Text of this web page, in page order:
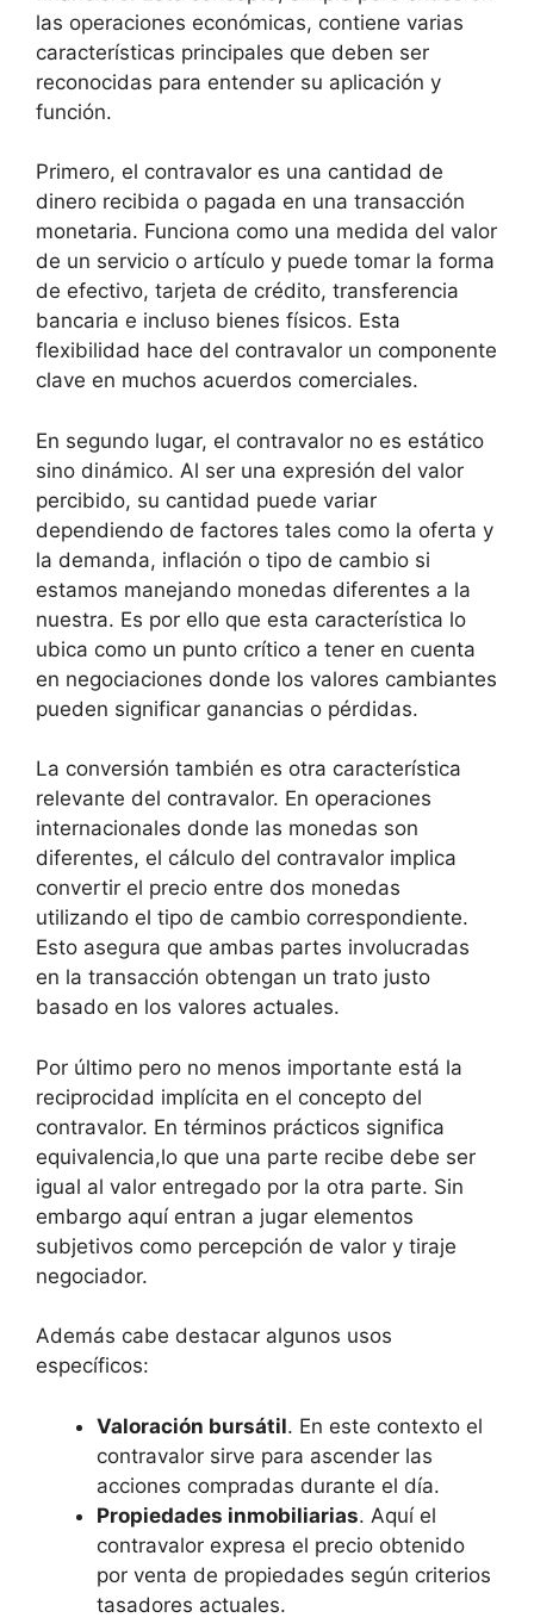
las operaciones económicas, contiene varias
características principales que deben ser
reconocidas para entender su aplicación y
función.
Primero, el contravalor es una cantidad de
dinero recibida o pagada en una transacción
monetaria. Funciona como una medida del valor
de un servicio o artículo y puede tomar la forma
de efectivo, tarjeta de crédito, transferencia
bancaria e incluso bienes físicos. Esta
flexibilidad hace del contravalor un componente
clave en muchos acuerdos comerciales.
En segundo lugar, el contravalor no es estático
sino dinámico. Al ser una expresión del valor
percibido, su cantidad puede variar
dependiendo de factores tales como la oferta y
la demanda, inflación o tipo de cambio si
estamos manejando monedas diferentes a la
nuestra. Es por ello que esta característica lo
ubica como un punto crítico a tener en cuenta
en negociaciones donde los valores cambiantes
pueden significar ganancias o pérdidas.
La conversión también es otra característica
relevante del contravalor. En operaciones
internacionales donde las monedas son
diferentes, el cálculo del contravalor implica
convertir el precio entre dos monedas
utilizando el tipo de cambio correspondiente.
Esto asegura que ambas partes involucradas
en la transacción obtengan un trato justo
basado en los valores actuales.
Por último pero no menos importante está la
reciprocidad implícita en el concepto del
contravalor. En términos prácticos significa
equivalencia,lo que una parte recibe debe ser
igual al valor entregado por la otra parte. Sin
embargo aquí entran a jugar elementos
subjetivos como percepción de valor y tiraje
negociador.
Además cabe destacar algunos usos
específicos:
Valoración bursátil. En este contexto el
contravalor sirve para ascender las
acciones compradas durante el día.
Propiedades inmobiliarias. Aquí el
contravalor expresa el precio obtenido
por venta de propiedades según criterios
tasadores actuales.